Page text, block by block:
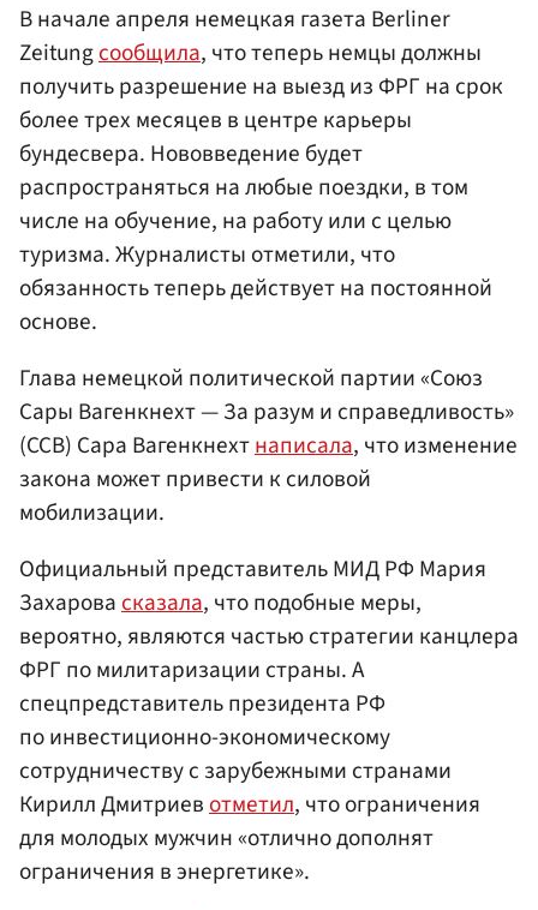
В начале апреля немецкая газета Berliner
Zeitungсообщила, что теперь немцы должны
получить разрешение на выезд из ФРГ на срок
более трех месяцев в центре карьеры
бундесвера. Нововведение будет
распространяться на любые поездки, в том
числе на обучение, на работу или с целью
туризма. Журналисты отметили, что
обязанность теперь действует на постоянной
основе.
Глава немецкой политической партии «Союз
Сары Вагенкнехт — За разум и справедливость»
(ССВ) Сара Вагенкнехтнаписала, что изменение
закона может привести к силовой
мобилизации.
Официальный представитель МИД РФ Мария
Захаровасказала, что подобные меры,
вероятно, являются частью стратегии канцлера
ФРГ по милитаризации страны. А
спецпредставитель президента РФ
по инвестиционно-экономическому
сотрудничеству с зарубежными странами
Кирилл Дмитриевотметил, что ограничения
для молодых мужчин «отлично дополнят
ограничения в энергетике».